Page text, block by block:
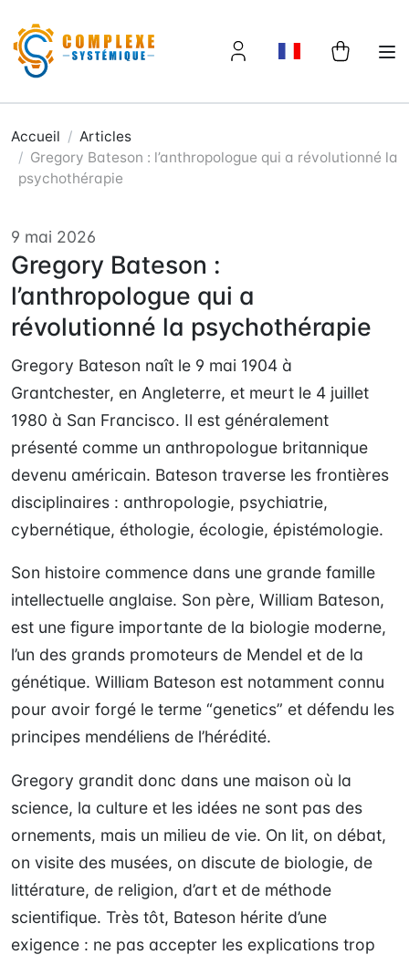
Accueil
Articles
Gregory Bateson : l’anthropologue qui a révolutionné la
psychothérapie
9 mai 2026
Gregory Bateson :
l’anthropologue qui a
révolutionné la psychothérapie
Gregory Bateson naît le 9 mai 1904 à
Grantchester, en Angleterre, et meurt le 4 juillet
1980 à San Francisco. Il est généralement
présenté comme un anthropologue britannique
devenu américain. Bateson traverse les frontières
disciplinaires : anthropologie, psychiatrie,
cybernétique, éthologie, écologie, épistémologie.
Son histoire commence dans une grande famille
intellectuelle anglaise. Son père, William Bateson,
est une figure importante de la biologie moderne,
l’un des grands promoteurs de Mendel et de la
génétique. William Bateson est notamment connu
pour avoir forgé le terme “genetics” et défendu les
principes mendéliens de l’hérédité.
Gregory grandit donc dans une maison où la
science, la culture et les idées ne sont pas des
ornements, mais un milieu de vie. On lit, on débat,
on visite des musées, on discute de biologie, de
littérature, de religion, d’art et de méthode
scientifique. Très tôt, Bateson hérite d’une
exigence : ne pas accepter les explications trop